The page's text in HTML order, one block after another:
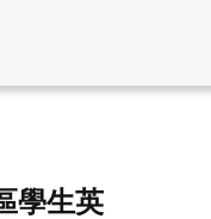
學生英